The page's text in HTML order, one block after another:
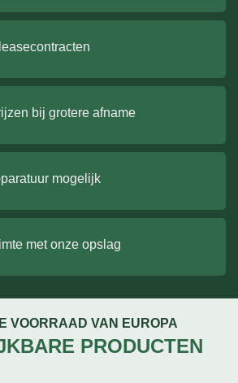
bij grotere afname
mogelijk
met onze opslag
VOORRAAD VAN EUROPA
PRODUCTEN